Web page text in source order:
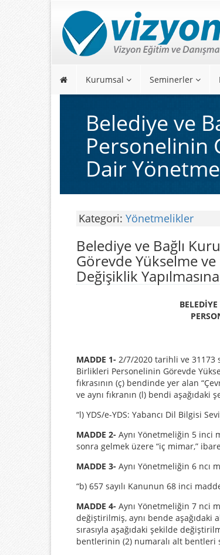
Kurumsal Seminerler
Belediye ve
Personelinin
Dair
Kategori: Yönetmelikler
Belediye ve Bağlı
Görevde Yükselme
Değişiklik
MADDE 1- 2/7/2020 tarihli ve 31173
Birlikleri Personelinin Görevde
fıkrasının (ç) bendinde yer alan
ve aynı fıkranın (l) bendi
“l) YDS/e-YDS: Yabancı Dil Bilgisi
MADDE 2- Aynı Yönetmeliğin 5 inci
sonra gelmek üzere “iç mimar,”
MADDE 3- Aynı Yönetmeliğin 6 ncı
“b) 657 sayılı Kanunun 68 inci
MADDE 4- Aynı Yönetmeliğin 7 nci
değiştirilmiş, aynı bende aşağıdaki
sırasıyla aşağıdaki şekilde
bentlerinin (2) numaralı alt bentleri